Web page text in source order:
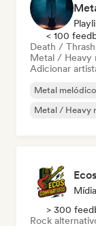
< 100
Death / Thrash
Metal / Heavy
Adicionar
Metal melódico
Metal / Heavy
> 300
Rock